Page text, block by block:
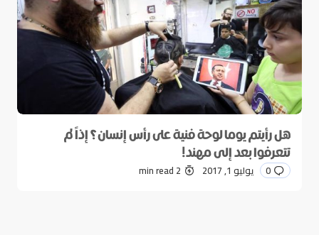
هل رأيتم يوما لوحة فنية على رأس إنسان؟ إذاً لم
تتعرفوا بعد إلى مهند!
0 يوليو 1, 2017 2 min read